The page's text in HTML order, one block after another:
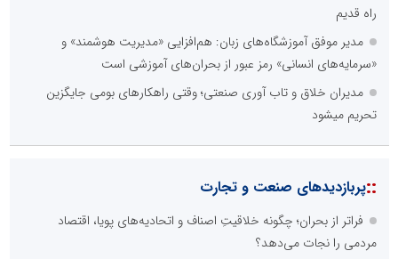
راه قدیم
مدیر موفق آموزشگاه‌های زبان: هم‌افزایی «مدیریت هوشمند» و
«سرمایه‌های انسانی» رمز عبور از بحران‌های آموزشی است
مدیران خلاق و تاب آوری صنعتی؛ وقتی راهکارهای بومی جایگزین
تحریم میشود
::پربازدیدهای صنعت و تجارت
فراتر از بحران؛ چگونه خلاقیتِ اصناف و اتحادیه‌های پویا، اقتصاد
مردمی را نجات می‌دهد؟